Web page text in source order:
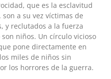
que es la esclavitud
a su vez víctimas de
y reclutados a la fuerza
niños. Un círculo vicioso
pone directamente en
miles de niños sin
los horrores de la guerra.